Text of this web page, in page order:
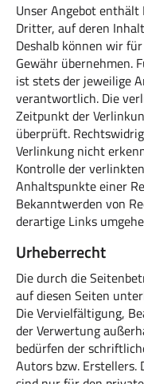
Unser Angebot
Dritter, auf deren
Deshalb können wir
Gewähr übernehmen.
ist stets der jeweilige
verantwortlich. Die
Zeitpunkt der
überprüft.
Verlinkung nicht
Kontrolle der
Anhaltspunkte einer
Bekanntwerden von
derartige Links
Urheberrecht
Die durch die
auf diesen Seiten
Die Vervielfältigung,
der Verwertung
bedürfen der
Autors bzw. Erstellers.